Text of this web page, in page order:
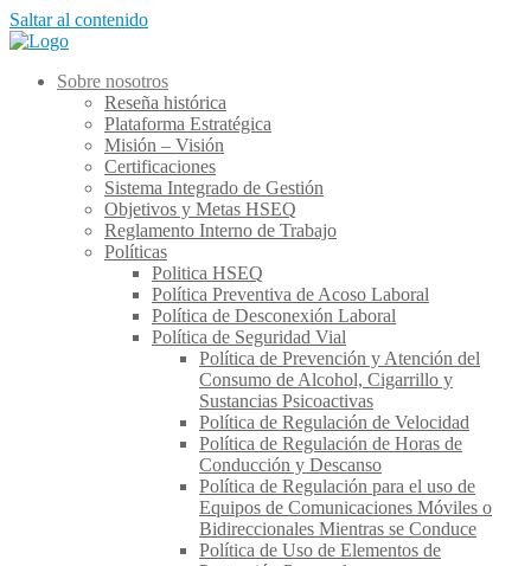
Saltar al contenido
Sobre nosotros
Reseña histórica
Plataforma Estratégica
Misión – Visión
Certificaciones
Sistema Integrado de Gestión
Objetivos y Metas HSEQ
Reglamento Interno de Trabajo
Políticas
Politica HSEQ
Política Preventiva de Acoso Laboral
Política de Desconexión Laboral
Política de Seguridad Vial
Política de Prevención y Atención del
Consumo de Alcohol, Cigarrillo y
Sustancias Psicoactivas
Política de Regulación de Velocidad
Política de Regulación de Horas de
Conducción y Descanso
Política de Regulación para el uso de
Equipos de Comunicaciones Móviles o
Bidireccionales Mientras se Conduce
Política de Uso de Elementos de